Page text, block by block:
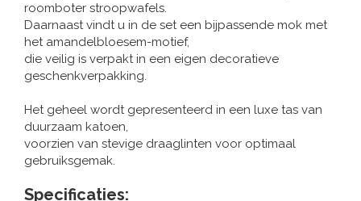
Peper en Zout stelletjes
Speelkaarten
roomboter stroopwafels.
Daarnaast vindt u in de set een bijpassende mok met
het amandelbloesem-motief,
die veilig is verpakt in een eigen decoratieve
geschenkverpakking.
Het geheel wordt gepresenteerd in een luxe tas van
duurzaam katoen,
voorzien van stevige draaglinten voor optimaal
gebruiksgemak.
Specificaties: